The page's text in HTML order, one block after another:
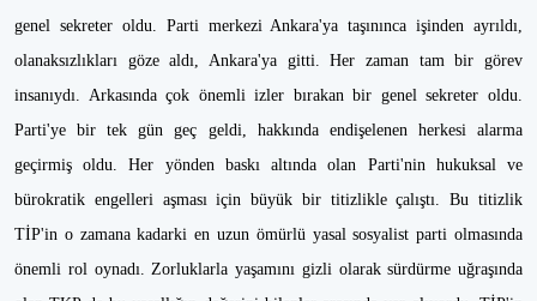
genel sekreter oldu. Parti merkezi Ankara'ya taşınınca işinden ayrıldı,
olanaksızlıkları göze aldı, Ankara'ya gitti. Her zaman tam bir görev
insanıydı. Arkasında çok önemli izler bırakan bir genel sekreter oldu.
Parti'ye bir tek gün geç geldi, hakkında endişelenen herkesi alarma
geçirmiş oldu. Her yönden baskı altında olan Parti'nin hukuksal ve
bürokratik engelleri aşması için büyük bir titizlikle çalıştı. Bu titizlik
TİP'in o zamana kadarki en uzun ömürlü yasal sosyalist parti olmasında
önemli rol oynadı. Zorluklarla yaşamını gizli olarak sürdürme uğraşında